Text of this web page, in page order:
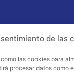
de las
las cookies para
procesar datos como